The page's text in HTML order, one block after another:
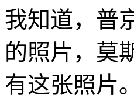
我知道，普
的照片，莫
有这张照片。